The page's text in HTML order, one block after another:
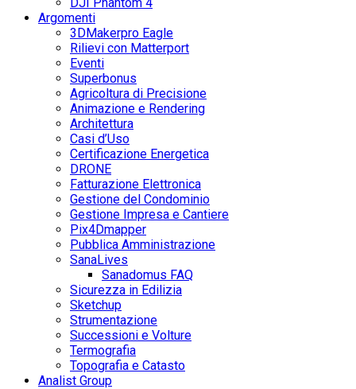
Argomenti
3DMakerpro Eagle
Rilievi con Matterport
Eventi
Superbonus
Agricoltura di Precisione
Animazione e Rendering
Architettura
Casi d’Uso
Certificazione Energetica
DRONE
Fatturazione Elettronica
Gestione del Condominio
Gestione Impresa e Cantiere
Pix4Dmapper
Pubblica Amministrazione
SanaLives
Sanadomus FAQ
Sicurezza in Edilizia
Sketchup
Strumentazione
Successioni e Volture
Termografia
Topografia e Catasto
Analist Group